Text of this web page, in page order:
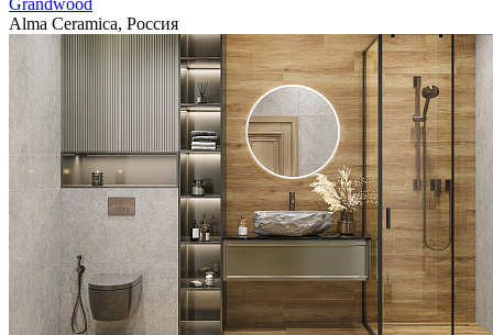
Alma Ceramica, Россия